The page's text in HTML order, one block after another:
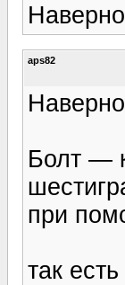
aps82
Болт —
при
так